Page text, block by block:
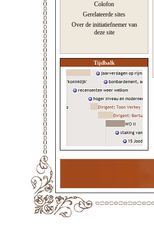
Colofon
Gerelateerde sites
Over de initiatiefnemer van
deze site
Tijdbalk